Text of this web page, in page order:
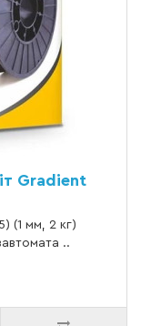
Gradient
(1 мм, 2 кг)
..